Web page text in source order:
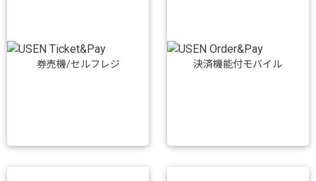
券売機/セルフレジ 決済機能付モバイル